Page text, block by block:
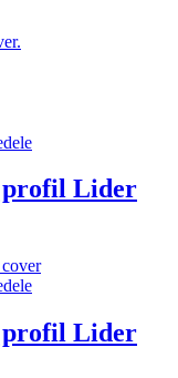
profil Lider
profil Lider